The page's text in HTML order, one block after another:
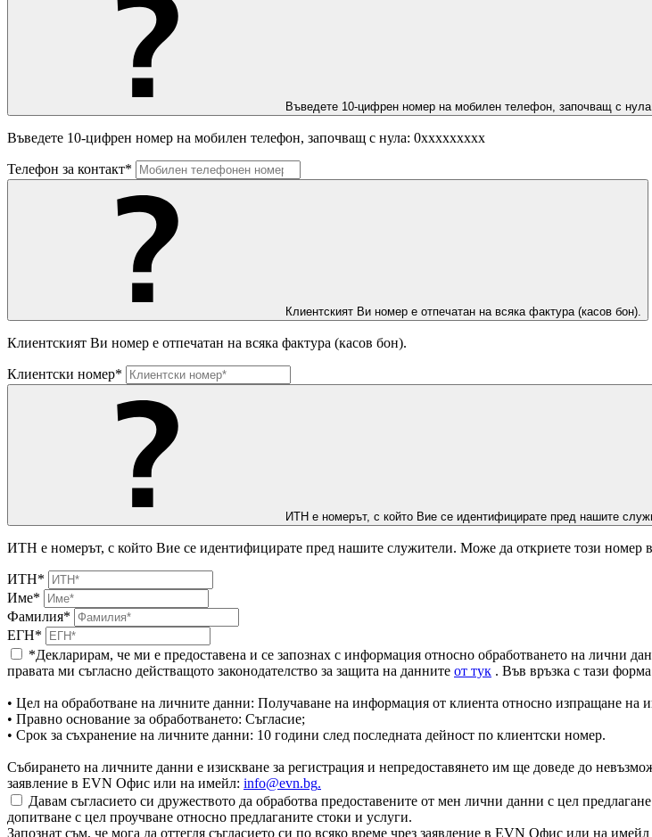
Въведете 10-цифрен номер на мобилен телефон, започващ с
Въведете 10-цифрен номер на мобилен телефон, започващ с нула: 0ххххххххх
Телефон за контакт*
Клиентският Ви номер е отпечатан на всяка фактура (касов бон).
Клиентският Ви номер е отпечатан на всяка фактура (касов бон).
Клиентски номер*
ИТН е номерът, с който Вие се идентифицирате пред нашите
ИТН е номерът, с който Вие се идентифицирате пред нашите служители. Може да откриете този номер
ИТН*
Име*
Фамилия*
ЕГН*
*Декларирам, че ми е предоставена и се запознах с информация относно обработването на лични
правата ми съгласно действащото законодателство за защита на данните от тук . Във връзка с тази
• Цел на обработване на личните данни: Получаване на информация от клиента относно изпращане на
• Правно основание за обработването: Съгласие;
• Срок за съхранение на личните данни: 10 години след последната дейност по клиентски номер.
Събирането на личните данни е изискване за регистрация и непредоставянето им ще доведе до
заявление в EVN Офис или на имейл: info@evn.bg.
Давам съгласието си дружеството да обработва предоставените от мен лични данни с цел
допитване с цел проучване относно предлаганите стоки и услуги.
Запознат съм, че мога да оттегля съгласието си по всяко време чрез заявление в EVN Офис или на имейл